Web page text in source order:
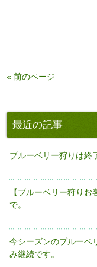
« 前のページ
最近の記事
ブルーベリー狩りは終
【ブルーベリー狩り
で。
今シーズンのブルーベ
み継続です。